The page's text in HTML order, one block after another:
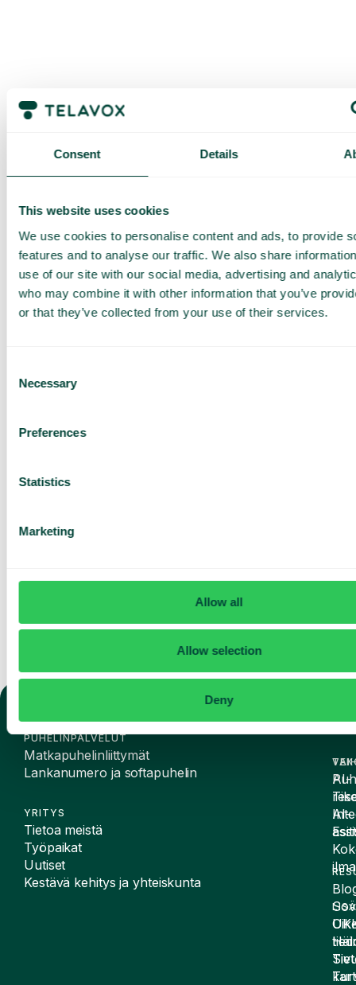
Consent Details
This website uses cookies
We use cookies to personalise content and ads, to provide
features and to analyse our traffic. We also share
use of our site with our social media, advertising and
who may combine it with other information that you’ve
or that they’ve collected from your use of their services.
Selection
Necessary
Preferences
Statistics
Marketing
Allow all
Allow selection
Deny
Pyydä
räätälöity
esittely ja
tarjous
Palveluidemme esittely
Räätälöity tarjous sinun
PUHELINPALVELUT
Matkapuhelinliittymät
Lankanumero ja softapuhelin
YRITYS
Tietoa meistä
Työpaikat
Uutiset
Kestävä kehitys ja yhteiskunta
AI-
AI-